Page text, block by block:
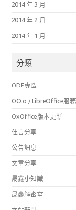
2014 年 3 月
2014 年 2 月
2014 年 1 月
分類
ODF專區
OO.o / LibreOffice服務
OxOffice版本更新
佳言分享
公告訊息
文章分享
晟鑫小知識
晟鑫解密室